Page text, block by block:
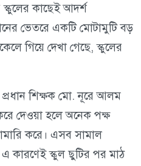
স্কুলের কাছেই আদর্শ
ভেতরে একটি মোটামুটি বড়
গিয়ে দেখা গেছে, স্কুলের
প্রধান শিক্ষক মো. নূরে আলম
দেওয়া হলে অনেক পক্ষ
করে। এসব সামাল
কারণেই স্কুল ছুটির পর মাঠ